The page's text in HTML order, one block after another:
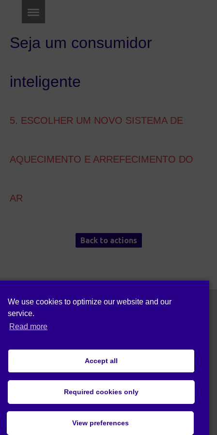
We use cookies to optimize our website and our
service.
Read more
Accept all
Required cookies only
View preferences
Seja um consumidor
inteligente
5. ESCOLHER UM NOVO SISTEMA DE
AQUECIMENTO E ARREFECIMENTO DO
AR
Back to actions
Este projeto recebeu financiamento do
© 2020 Act4Eco. Todos os direitos reservados.